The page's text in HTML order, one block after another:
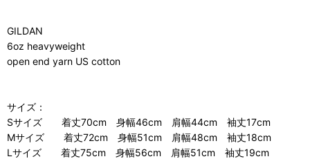
GILDAN
6oz heavyweight
open end yarn US cotton
サイズ：
Sサイズ 着丈70cm 身幅46cm 肩幅44cm 袖丈17cm
Mサイズ 着丈72cm 身幅51cm 肩幅48cm 袖丈18cm
Lサイズ 着丈75cm 身幅56cm 肩幅51cm 袖丈19cm